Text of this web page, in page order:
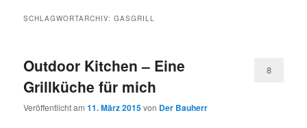
SCHLAGWORTARCHIV:GASGRILL
Outdoor Kitchen – Eine
Grillküche für mich
Veröffentlicht am11. März 2015von Der Bauherr
8